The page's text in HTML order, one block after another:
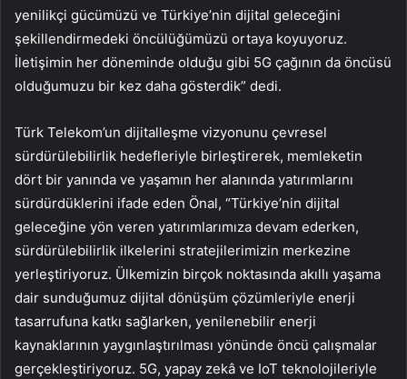
yenilikçi gücümüzü ve Türkiye’nin dijital geleceğini
şekillendirmedeki öncülüğümüzü ortaya koyuyoruz.
İletişimin her döneminde olduğu gibi 5G çağının da öncüsü
olduğumuzu bir kez daha gösterdik” dedi.
Türk Telekom’un dijitalleşme vizyonunu çevresel
sürdürülebilirlik hedefleriyle birleştirerek, memleketin
dört bir yanında ve yaşamın her alanında yatırımlarını
sürdürdüklerini ifade eden Önal, “Türkiye’nin dijital
geleceğine yön veren yatırımlarımıza devam ederken,
sürdürülebilirlik ilkelerini stratejilerimizin merkezine
yerleştiriyoruz. Ülkemizin birçok noktasında akıllı yaşama
dair sunduğumuz dijital dönüşüm çözümleriyle enerji
tasarrufuna katkı sağlarken, yenilenebilir enerji
kaynaklarının yaygınlaştırılması yönünde öncü çalışmalar
gerçekleştiriyoruz. 5G, yapay zekâ ve IoT teknolojileriyle